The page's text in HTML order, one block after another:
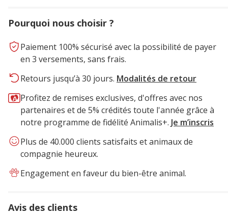
Pourquoi nous choisir ?
Paiement 100% sécurisé avec la possibilité de payer
en 3 versements, sans frais.
Retours jusqu’à 30 jours. Modalités de retour
Profitez de remises exclusives, d'offres avec nos
partenaires et de 5% crédités toute l'année grâce à
notre programme de fidélité Animalis+. Je m’inscris
Plus de 40.000 clients satisfaits et animaux de
compagnie heureux.
Engagement en faveur du bien-être animal.
Avis des clients